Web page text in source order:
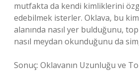
mutfakta da kendi kimliklerini
edebilmek isterler. Oklava, bu
alanında nasıl yer bulduğunu,
nasıl meydan okunduğunu da
Sonuç: Oklavanın Uzunluğu ve